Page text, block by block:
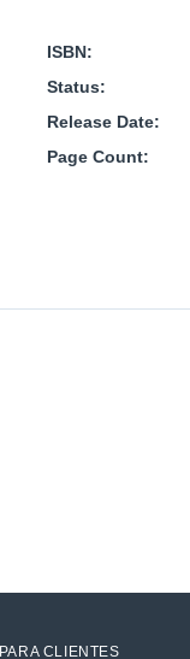
ISBN:
Status:
Release Date:
Page Count:
PARA CLIENTES